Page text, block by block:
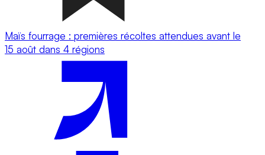
Maïs fourrage : premières récoltes attendues avant le
15 août dans 4 régions